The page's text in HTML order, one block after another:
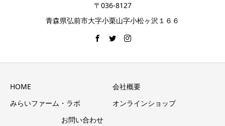
〒036-8127
青森県弘前市大字小栗山字小松ヶ沢１６６
HOME
会社概要
みらいファーム・ラボ
オンラインショップ
お問い合わせ